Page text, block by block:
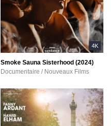
4K
Smoke Sauna Sisterhood (2024)
Documentaire / Nouveaux Films